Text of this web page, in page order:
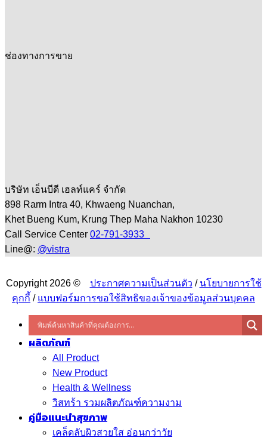
ช่องทางการขาย
บริษัท เอ็นบีดี เฮลท์แคร์ จำกัด
898 Rarm Intra 40, Khwaeng Nuanchan,
Khet Bueng Kum, Krung Thep Maha Nakhon 10230
Call Service Center 02-791-3933
Line@: @vistra
Copyright 2026 © ประกาศความเป็นส่วนตัว / นโยบายการใช้
คุกกี้ / แบบฟอร์มการขอใช้สิทธิของเจ้าของข้อมูลส่วนบุคคล
ผลิตภัณฑ์
All Product
New Product
Health & Wellness
วิสทร้า รวมผลิตภัณฑ์ความงาม
คู่มือแนะนำสุขภาพ
เคล็ดลับผิวสวยใส อ่อนกว่าวัย